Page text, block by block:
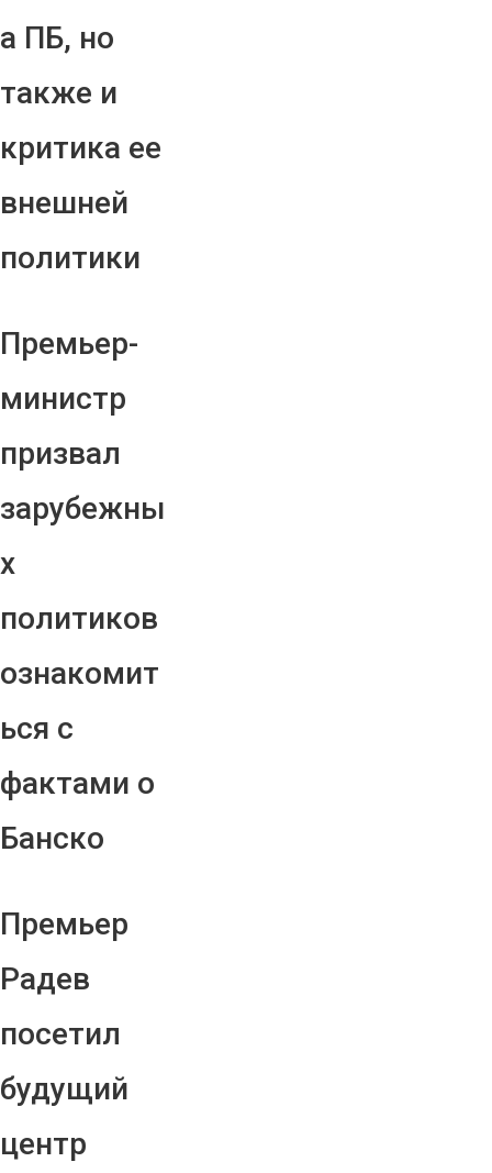
а ПБ, но
также и
критика ее
внешней
политики
Премьер-
министр
призвал
зарубежны
х
политиков
ознакомит
ься с
фактами о
Банско
Премьер
Радев
посетил
будущий
центр